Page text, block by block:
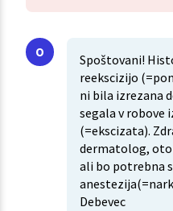
Spoštovani!
reekscizijo
ni bila izrezana
segala v robove
(=ekscizata).
dermatolog,
ali bo potrebna
Debevec